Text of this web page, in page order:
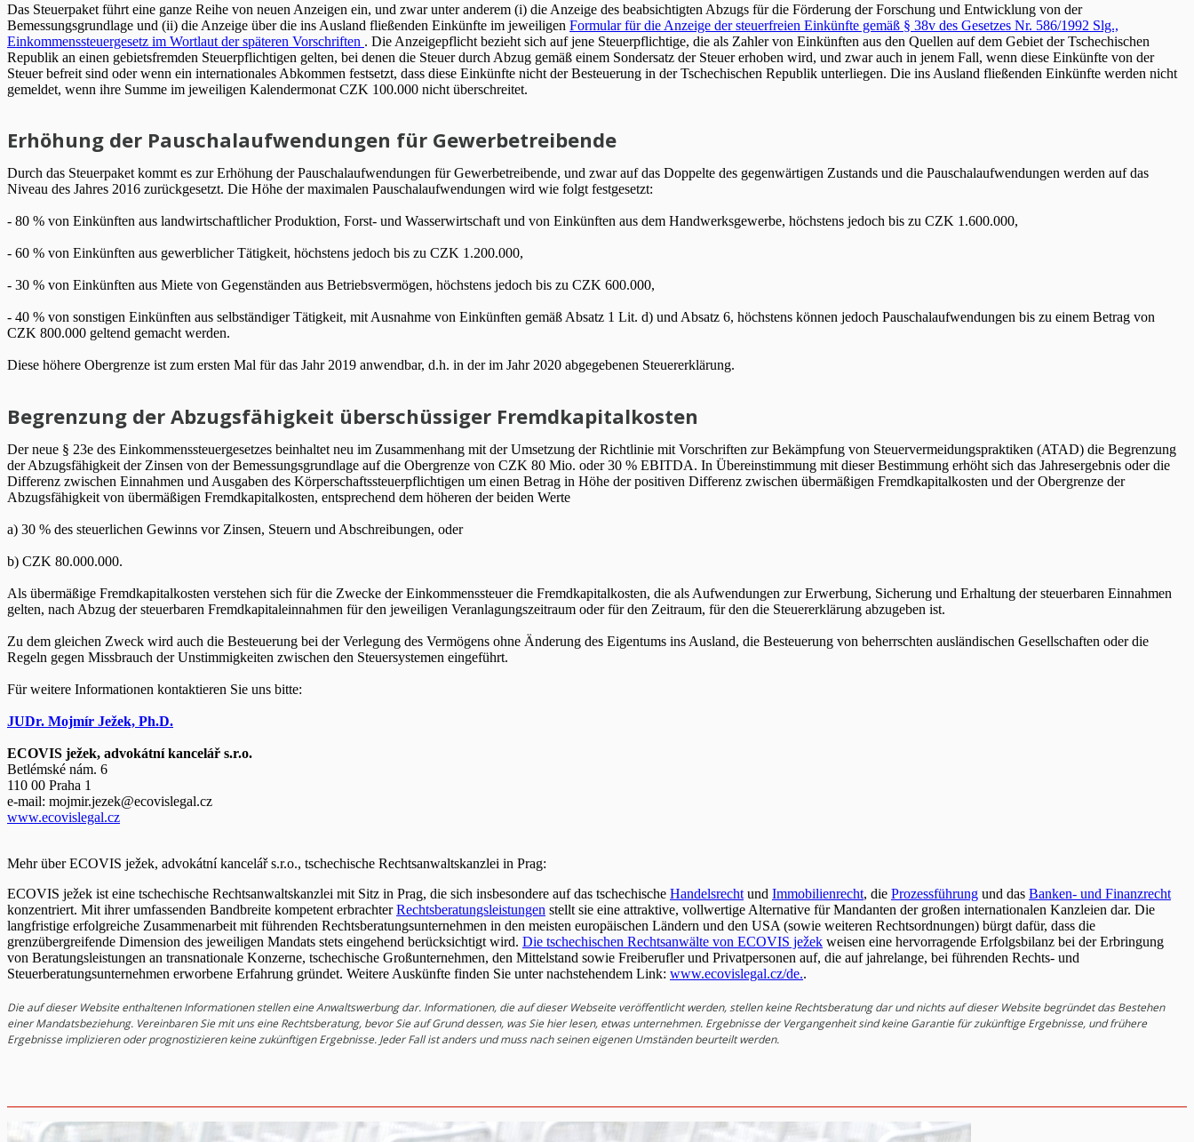
Das Steuerpaket führt eine ganze Reihe von neuen Anzeigen ein, und zwar unter anderem (i) die Anzeige des beabsichtigten Abzugs für die Förderung der Forschung und Entwicklung von der
Bemessungsgrundlage und (ii) die Anzeige über die ins Ausland fließenden Einkünfte im jeweiligen Formular für die Anzeige der steuerfreien Einkünfte gemäß § 38v des Gesetzes Nr. 586/1992 Slg.,
Einkommenssteuergesetz im Wortlaut der späteren Vorschriften . Die Anzeigepflicht bezieht sich auf jene Steuerpflichtige, die als Zahler von Einkünften aus den Quellen auf dem Gebiet der Tschechischen
Republik an einen gebietsfremden Steuerpflichtigen gelten, bei denen die Steuer durch Abzug gemäß einem Sondersatz der Steuer erhoben wird, und zwar auch in jenem Fall, wenn diese Einkünfte von der
Steuer befreit sind oder wenn ein internationales Abkommen festsetzt, dass diese Einkünfte nicht der Besteuerung in der Tschechischen Republik unterliegen. Die ins Ausland fließenden Einkünfte werden nicht
gemeldet, wenn ihre Summe im jeweiligen Kalendermonat CZK 100.000 nicht überschreitet.
Erhöhung der Pauschalaufwendungen für Gewerbetreibende
Durch das Steuerpaket kommt es zur Erhöhung der Pauschalaufwendungen für Gewerbetreibende, und zwar auf das Doppelte des gegenwärtigen Zustands und die Pauschalaufwendungen werden auf das
Niveau des Jahres 2016 zurückgesetzt. Die Höhe der maximalen Pauschalaufwendungen wird wie folgt festgesetzt:
- 80 % von Einkünften aus landwirtschaftlicher Produktion, Forst- und Wasserwirtschaft und von Einkünften aus dem Handwerksgewerbe, höchstens jedoch bis zu CZK 1.600.000,
- 60 % von Einkünften aus gewerblicher Tätigkeit, höchstens jedoch bis zu CZK 1.200.000,
- 30 % von Einkünften aus Miete von Gegenständen aus Betriebsvermögen, höchstens jedoch bis zu CZK 600.000,
- 40 % von sonstigen Einkünften aus selbständiger Tätigkeit, mit Ausnahme von Einkünften gemäß Absatz 1 Lit. d) und Absatz 6, höchstens können jedoch Pauschalaufwendungen bis zu einem Betrag von
CZK 800.000 geltend gemacht werden.
Diese höhere Obergrenze ist zum ersten Mal für das Jahr 2019 anwendbar, d.h. in der im Jahr 2020 abgegebenen Steuererklärung.
Begrenzung der Abzugsfähigkeit überschüssiger Fremdkapitalkosten
Der neue § 23e des Einkommenssteuergesetzes beinhaltet neu im Zusammenhang mit der Umsetzung der Richtlinie mit Vorschriften zur Bekämpfung von Steuervermeidungspraktiken (ATAD) die Begrenzung
der Abzugsfähigkeit der Zinsen von der Bemessungsgrundlage auf die Obergrenze von CZK 80 Mio. oder 30 % EBITDA. In Übereinstimmung mit dieser Bestimmung erhöht sich das Jahresergebnis oder die
Differenz zwischen Einnahmen und Ausgaben des Körperschaftssteuerpflichtigen um einen Betrag in Höhe der positiven Differenz zwischen übermäßigen Fremdkapitalkosten und der Obergrenze der
Abzugsfähigkeit von übermäßigen Fremdkapitalkosten, entsprechend dem höheren der beiden Werte
a) 30 % des steuerlichen Gewinns vor Zinsen, Steuern und Abschreibungen, oder
b) CZK 80.000.000.
Als übermäßige Fremdkapitalkosten verstehen sich für die Zwecke der Einkommenssteuer die Fremdkapitalkosten, die als Aufwendungen zur Erwerbung, Sicherung und Erhaltung der steuerbaren Einnahmen
gelten, nach Abzug der steuerbaren Fremdkapitaleinnahmen für den jeweiligen Veranlagungszeitraum oder für den Zeitraum, für den die Steuererklärung abzugeben ist.
Zu dem gleichen Zweck wird auch die Besteuerung bei der Verlegung des Vermögens ohne Änderung des Eigentums ins Ausland, die Besteuerung von beherrschten ausländischen Gesellschaften oder die
Regeln gegen Missbrauch der Unstimmigkeiten zwischen den Steuersystemen eingeführt.
Für weitere Informationen kontaktieren Sie uns bitte:
JUDr. Mojmír Ježek, Ph.D.
ECOVIS ježek, advokátní kancelář s.r.o.
Betlémské nám. 6
110 00 Praha 1
e-mail: mojmir.jezek@ecovislegal.cz
www.ecovislegal.cz
Mehr über ECOVIS ježek, advokátní kancelář s.r.o., tschechische Rechtsanwaltskanzlei in Prag:
ECOVIS ježek ist eine tschechische Rechtsanwaltskanzlei mit Sitz in Prag, die sich insbesondere auf das tschechische Handelsrecht und Immobilienrecht, die Prozessführung und das Banken- und Finanzrecht
konzentriert. Mit ihrer umfassenden Bandbreite kompetent erbrachterRechtsberatungsleistungen stellt sie eine attraktive, vollwertige Alternative für Mandanten der großen internationalen Kanzleien dar. Die
langfristige erfolgreiche Zusammenarbeit mit führenden Rechtsberatungsunternehmen in den meisten europäischen Ländern und den USA (sowie weiteren Rechtsordnungen) bürgt dafür, dass die
grenzübergreifende Dimension des jeweiligen Mandats stets eingehend berücksichtigt wird. Die tschechischen Rechtsanwälte von ECOVIS ježek weisen eine hervorragende Erfolgsbilanz bei der Erbringung
von Beratungsleistungen an transnationale Konzerne, tschechische Großunternehmen, den Mittelstand sowie Freiberufler und Privatpersonen auf, die auf jahrelange, bei führenden Rechts- und
Steuerberatungsunternehmen erworbene Erfahrung gründet. Weitere Auskünfte finden Sie unter nachstehendem Link: www.ecovislegal.cz/de..
Die auf dieser Website enthaltenen Informationen stellen eine Anwaltswerbung dar. Informationen, die auf dieser Webseite veröffentlicht werden, stellen keine Rechtsberatung dar und nichts auf dieser Website begründet das Bestehen
einer Mandatsbeziehung. Vereinbaren Sie mit uns eine Rechtsberatung, bevor Sie auf Grund dessen, was Sie hier lesen, etwas unternehmen. Ergebnisse der Vergangenheit sind keine Garantie für zukünftige Ergebnisse, und frühere
Ergebnisse implizieren oder prognostizieren keine zukünftigen Ergebnisse. Jeder Fall ist anders und muss nach seinen eigenen Umständen beurteilt werden.